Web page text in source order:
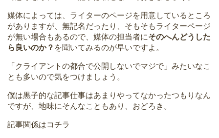
媒体によっては、ライターのページを用意しているところ
がありますが、無記名だったり、そもそもライターページ
が無い場合もあるので、媒体の担当者にそのへんどうした
ら良いのか？ を聞いてみるのが早いですよ。
「クライアントの都合で公開しないでマジで」みたいなこ
とも多いので気をつけましょう。
僕は黒子的な記事仕事はあまりやってなかったつもりなん
ですが、地味にそんなこともあり、おどろき。
記事関係はコチラ